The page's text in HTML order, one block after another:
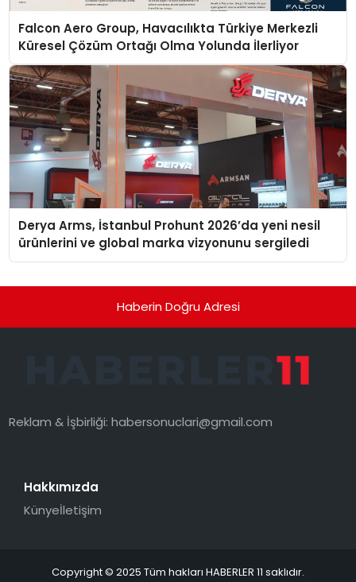
Falcon Aero Group, Havacılıkta Türkiye Merkezli
Küresel Çözüm Ortağı Olma Yolunda İlerliyor
Derya Arms, İstanbul Prohunt 2026’da yeni nesil
ürünlerini ve global marka vizyonunu sergiledi
Haberin Doğru Adresi
Reklam & İşbirliği:habersonuclari@gmail.com
Hakkımızda
Künyeİletişim
Copyright © 2025 Tüm hakları HABERLER 11 saklıdır.